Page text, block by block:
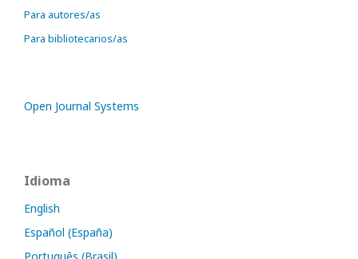
Para autores/as
Para bibliotecarios/as
Open Journal Systems
Idioma
English
Español (España)